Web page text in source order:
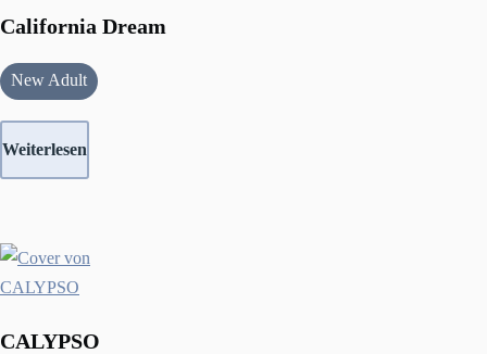
California Dream
New Adult
Weiterlesen
CALYPSO